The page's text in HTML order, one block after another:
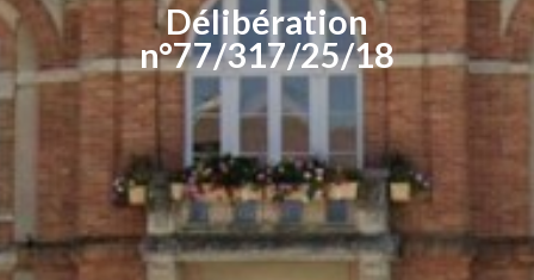
Délibération
n°77/317/25/18